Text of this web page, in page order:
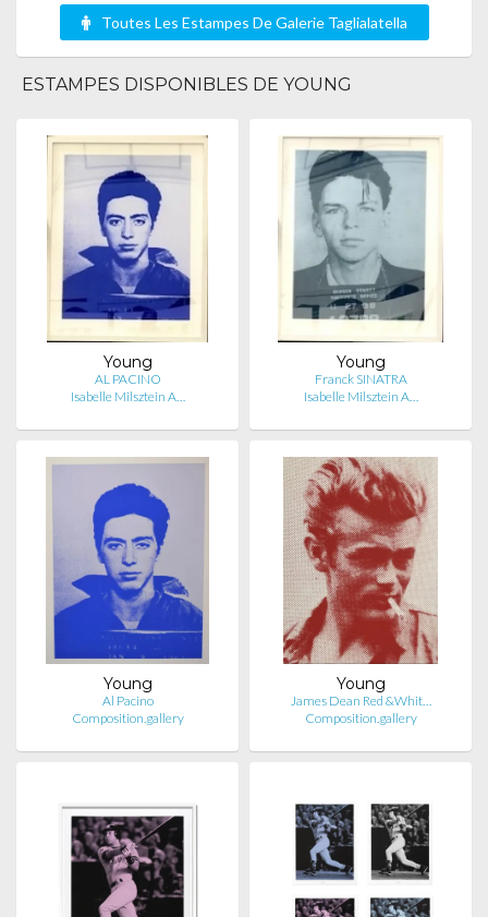
Toutes Les Estampes De Galerie Taglialatella
ESTAMPES DISPONIBLES DE YOUNG
Young
AL PACINO
Isabelle Milsztein A…
Young
Franck SINATRA
Isabelle Milsztein A…
Young
Al Pacino
Composition.gallery
Young
James Dean Red &Whit…
Composition.gallery